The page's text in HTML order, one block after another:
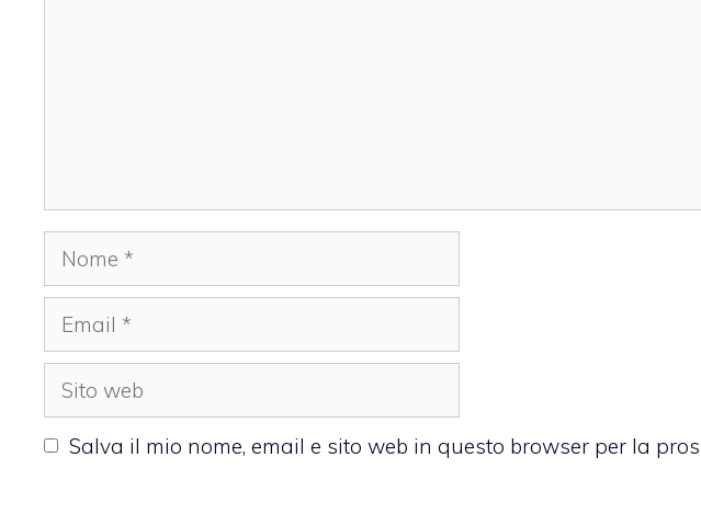
Nome
Email
Sito
web
Salva il mio nome, email e sito web in questo browser per la